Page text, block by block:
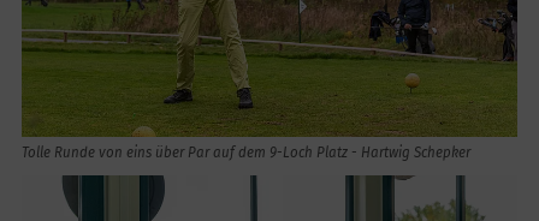
Tolle Runde von eins über Par auf dem 9-Loch Platz - Hartwig Schepker